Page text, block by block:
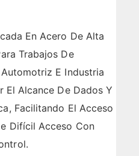
En Acero De Alta
Trabajos De
E Industria
El Alcance De Dados Y
Facilitando El Acceso
Difícil Acceso Con